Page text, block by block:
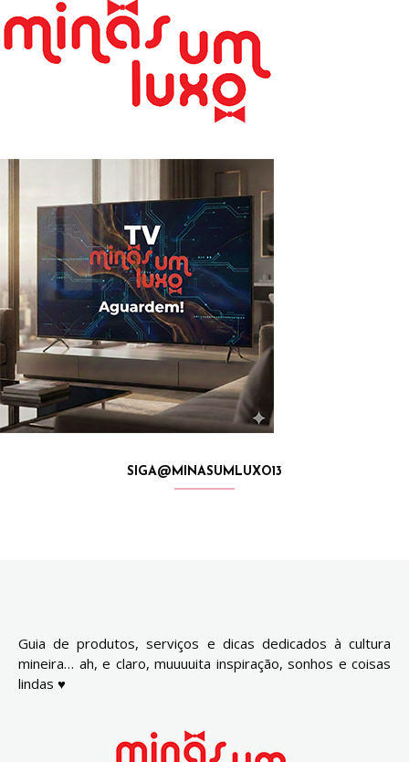
SIGA@MINASUMLUXO13
Guia de produtos, serviços e dicas dedicados à cultura
mineira… ah, e claro, muuuuita inspiração, sonhos e coisas
lindas ♥